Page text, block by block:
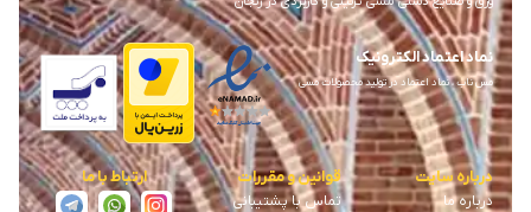
نماد اعتماد الکترونیک
مس ناب ، نماد اعتماد در تولید محصولات مسی
درباره سایت
درباره ما
قوانین و مقررات
تماس با پشتیبانی
ارتباط با ما